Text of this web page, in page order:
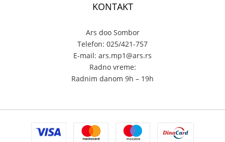
KONTAKT
Ars doo Sombor
Telefon: 025/421-757
E-mail: ars.mp1@ars.rs
Radno vreme:
Radnim danom 9h – 19h